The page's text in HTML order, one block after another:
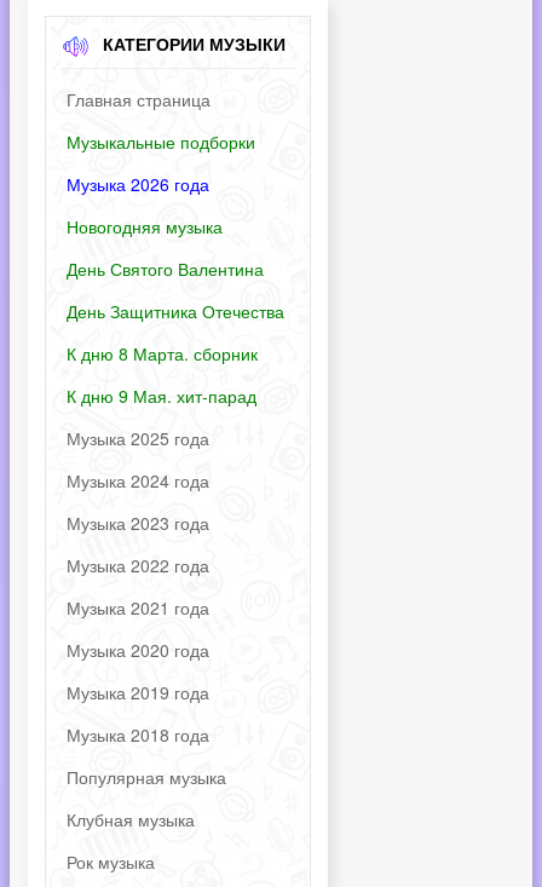
КАТЕГОРИИ МУЗЫКИ
Главная страница
Музыкальные подборки
Музыка 2026 года
Новогодняя музыка
День Святого Валентина
День Защитника Отечества
К дню 8 Марта. сборник
К дню 9 Мая. хит-парад
Музыка 2025 года
Музыка 2024 года
Музыка 2023 года
Музыка 2022 года
Музыка 2021 года
Музыка 2020 года
Музыка 2019 года
Музыка 2018 года
Популярная музыка
Клубная музыка
Рок музыка